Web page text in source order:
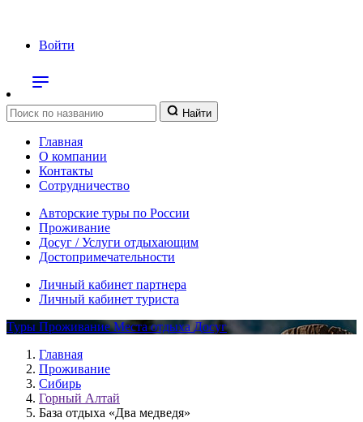
Войти
Найти
Главная
О компании
Контакты
Сотрудничество
Авторские туры по России
Проживание
Досуг / Услуги отдыхающим
Достопримечательности
Личный кабинет партнера
Личный кабинет туриста
Туры ПроживаниеМеста отдыха Досуг
Главная
Проживание
Сибирь
Горный Алтай
База отдыха «Два медведя»